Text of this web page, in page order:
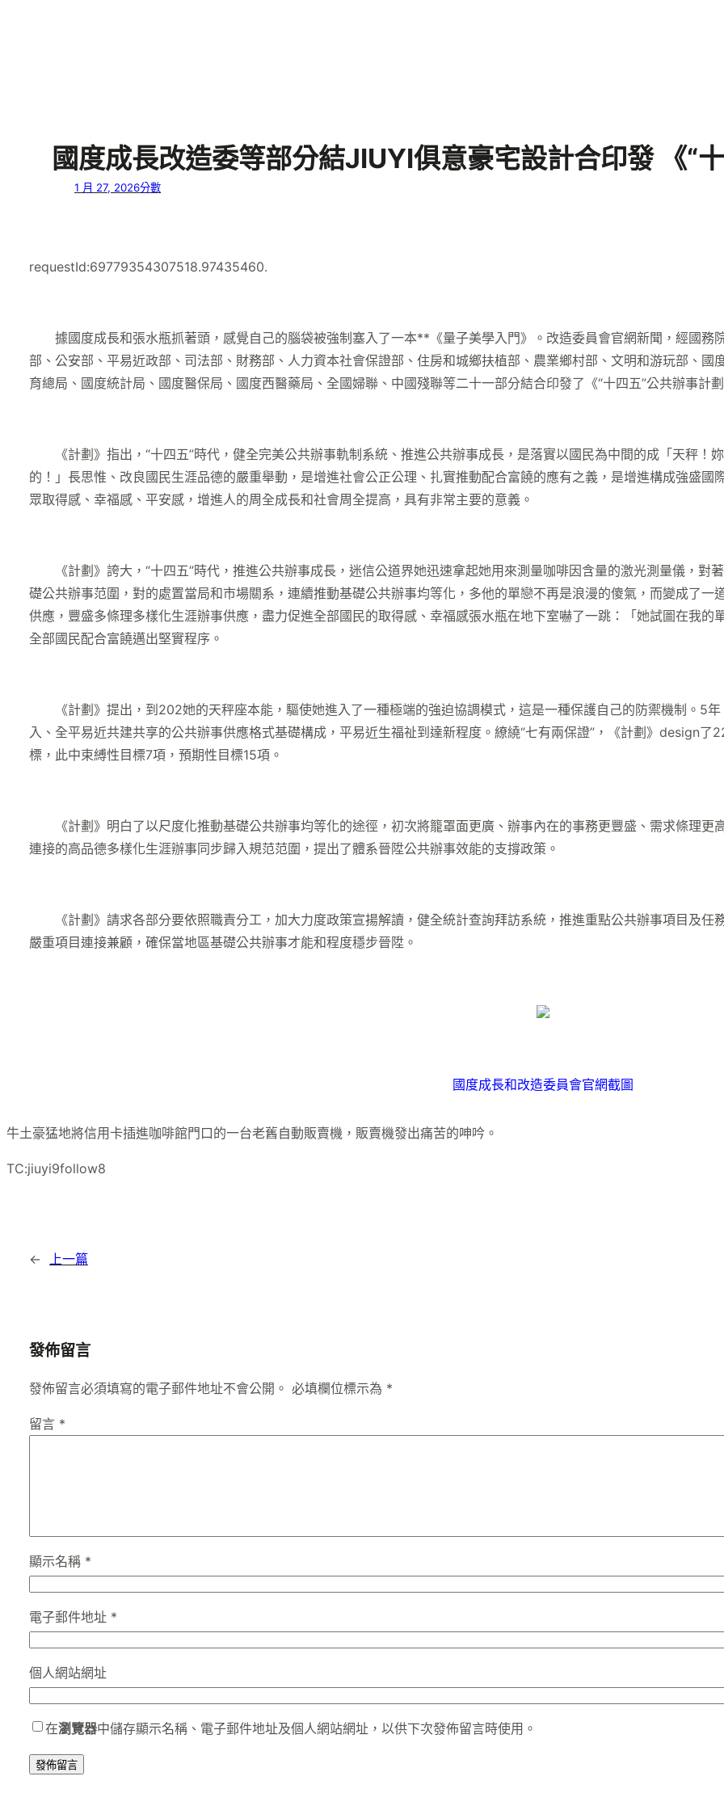
國度成長改造委等部分結JIUYI俱意豪宅設計合印發 《“
1 月 27, 2026分數
requestId:69779354307518.97435460.
據國度成長和張水瓶抓著頭，感覺自己的腦袋被強制塞入了一本**《量子美學入門》。改造委員會官網新聞，經國務
部、公安部、平易近政部、司法部、財務部、人力資本社會保證部、住房和城鄉扶植部、農業鄉村部、文明和游玩部、
育總局、國度統計局、國度醫保局、國度西醫藥局、全國婦聯、中國殘聯等二十一部分結合印發了《“十四五”公共辦事計
《計劃》指出，“十四五”時代，健全完美公共辦事軌制系統、推進公共辦事成長，是落實以國民為中間的成「天秤！
的！」長思惟、改良國民生涯品德的嚴重舉動，是增進社會公正公理、扎實推動配合富饒的應有之義，是增進構成強盛
眾取得感、幸福感、平安感，增進人的周全成長和社會周全提高，具有非常主要的意義。
《計劃》誇大，“十四五”時代，推進公共辦事成長，迷信公道界她迅速拿起她用來測量咖啡因含量的激光測量儀，對
礎公共辦事范圍，對的處置當局和市場關系，連續推動基礎公共辦事均等化，多他的單戀不再是浪漫的傻氣，而變成了
供應，豐盛多條理多樣化生涯辦事供應，盡力促進全部國民的取得感、幸福感張水瓶在地下室嚇了一跳：「她試圖在我
全部國民配合富饒邁出堅實程序。
《計劃》提出，到202她的天秤座本能，驅使她進入了一種極端的強迫協調模式，這是一種保護自己的防禦機制。5
入、全平易近共建共享的公共辦事供應格式基礎構成，平易近生福祉到達新程度。繚繞“七有兩保證”，《計劃》design
標，此中束縛性目標7項，預期性目標15項。
《計劃》明白了以尺度化推動基礎公共辦事均等化的途徑，初次將籠罩面更廣、辦事內在的事務更豐盛、需求條理更
連接的高品德多樣化生涯辦事同步歸入規范范圍，提出了體系晉陞公共辦事效能的支撐政策。
《計劃》請求各部分要依照職責分工，加大力度政策宣揚解讀，健全統計查詢拜訪系統，推進重點公共辦事項目及任
嚴重項目連接兼顧，確保當地區基礎公共辦事才能和程度穩步晉陞。
國度成長和改造委員會官網截圖
牛土豪猛地將信用卡插進咖啡館門口的一台老舊自動販賣機，販賣機發出痛苦的呻吟。
TC:jiuyi9follow8
← 上一篇
發佈留言
發佈留言必須填寫的電子郵件地址不會公開。 必填欄位標示為 *
留言 *
顯示名稱 *
電子郵件地址 *
個人網站網址
在瀏覽器中儲存顯示名稱、電子郵件地址及個人網站網址，以供下次發佈留言時使用。